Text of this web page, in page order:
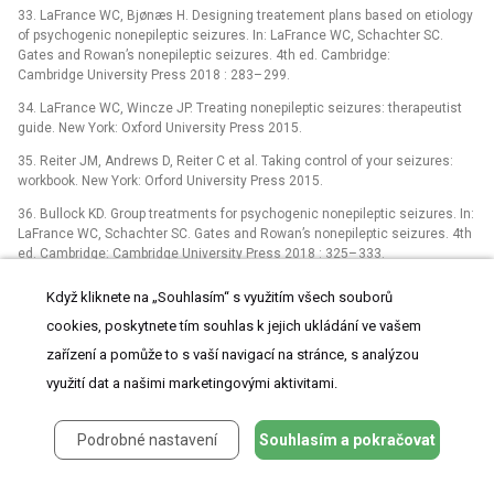
33. LaFrance WC, Bjønæs H. Design­­ing treatement plans based on etiology
of psychogenic nonepileptic seizures. In: LaFrance WC, Schachter SC.
Gates and Rowan’s non­epileptic seizures. 4th ed. Cambridge:
Cambridge University Press 2018 : 283– 299.
34. LaFrance WC, Wincze JP. Treat­­ing nonepileptic seizures: therapeutist
guide. New York: Oxford University Press 2015.
35. Reiter JM, Andrews D, Reiter C et al. Tak­­ing control of your seizures:
workbook. New York: Orford University Press 2015.
36. Bul­lock KD. Group treatments for psychogenic non­epileptic seizures. In:
LaFrance WC, Schachter SC. Gates and Rowan’s nonepileptic seizures. 4th
ed. Cambridge: Cambridge University Press 2018 : 325– 333.
psychological nonepileptic seizures. Epilepsy Behav 2004; 5(4): 587–
592. doi: 10.1016/j.yebeh.2004.03.005.
38. Chen D, Maheshwari A, Franks R et al. Brief group psychoeducation for
psychogenic seizures: a neurologist-initiated program in an epilepsy
39. Bar­ry J, Wittenberg D, Bul­lock K et al. Group ther­apy for patients with
psychogenic nonepileptic seizures: a pilot study. Epilepsy Behav 2008;
Když kliknete na „Souhlasím“ s využitím všech souborů
cookies, poskytnete tím souhlas k jejich ukládání ve vašem
zařízení a pomůže to s vaší navigací na stránce, s analýzou
využití dat a našimi marketingovými aktivitami.
Podrobné nastavení Souhlasím a pokračovat